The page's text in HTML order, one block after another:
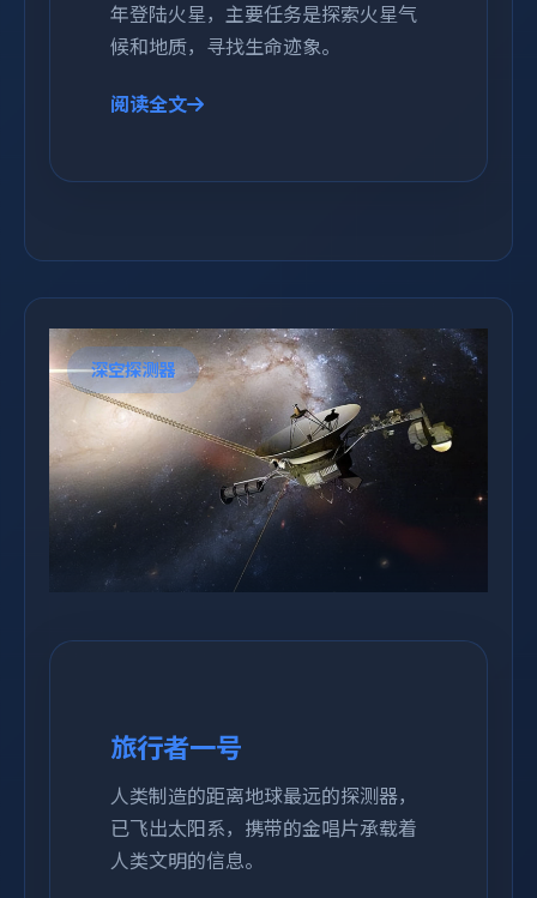
年登陆火星，主要任务是探索火星气
候和地质，寻找生命迹象。
阅读全文
深空探测器
旅行者一号
人类制造的距离地球最远的探测器，
已飞出太阳系，携带的金唱片承载着
人类文明的信息。